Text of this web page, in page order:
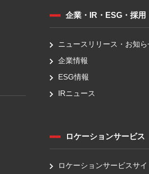
企業・IR・ESG・採用
ニュースリリース・お知ら
企業情報
ESG情報
IRニュース
ロケーションサービス
ロケーションサービスサイ